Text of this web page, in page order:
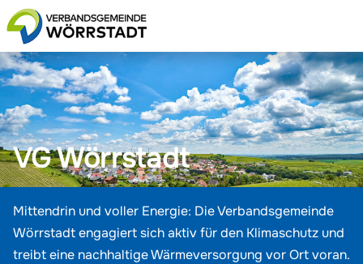
Mittendrin und voller Energie: Die Verbandsgemeinde
Wörrstadt engagiert sich aktiv für den Klimaschutz und
treibt eine nachhaltige Wärmeversorgung vor Ort voran.
VG Wörrstadt